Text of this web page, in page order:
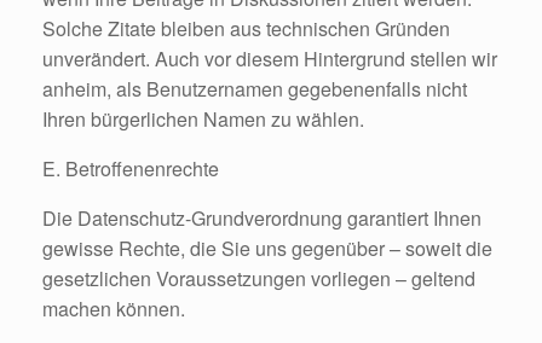
Solche Zitate bleiben aus technischen Gründen
unverändert. Auch vor diesem Hintergrund stellen wir
anheim, als Benutzernamen gegebenenfalls nicht
Ihren bürgerlichen Namen zu wählen.
E. Betroffenenrechte
Die Datenschutz-Grundverordnung garantiert Ihnen
gewisse Rechte, die Sie uns gegenüber – soweit die
gesetzlichen Voraussetzungen vorliegen – geltend
machen können.